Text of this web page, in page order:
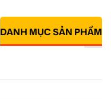
DANH MỤC SẢN PHẨM